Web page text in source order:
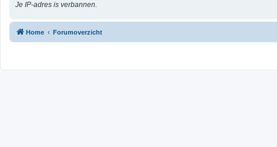
Je IP-adres is verbannen.
Home Forumoverzicht